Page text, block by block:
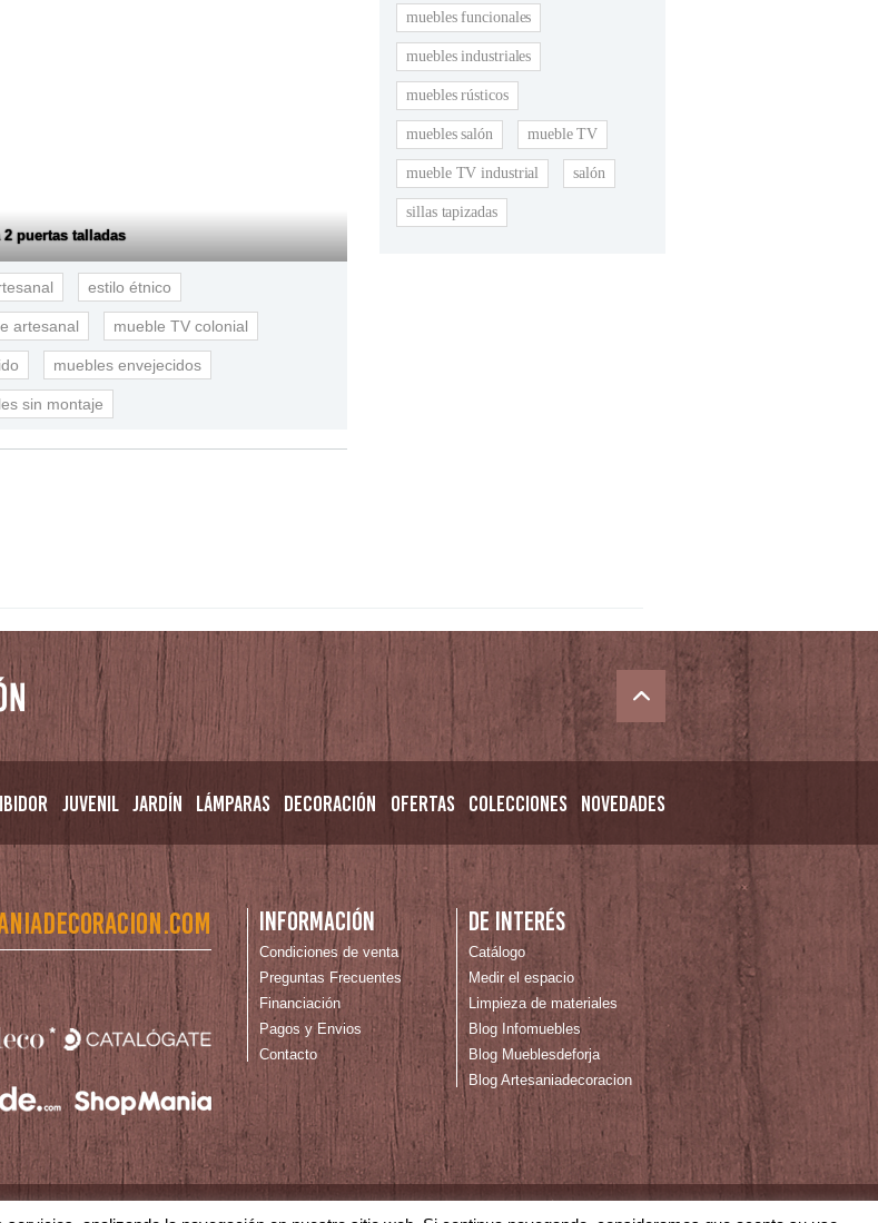
2 puertas talladas
estilo étnico
artesanal mueble TV colonial
muebles envejecidos
sin montaje
muebles funcionales
muebles industriales
muebles rústicos
muebles salón mueble TV
mueble TV industrial salón
sillas tapizadas
Juvenil Jardín Lámparas Decoración Ofertas Colecciones Novedades
Información
Condiciones de venta
Preguntas Frecuentes
Financiación
Pagos y Envios
Contacto
De interés
Catálogo
Medir el espacio
Limpieza de materiales
Blog Infomuebles
Blog Mueblesdeforja
Blog Artesaniadecoracion